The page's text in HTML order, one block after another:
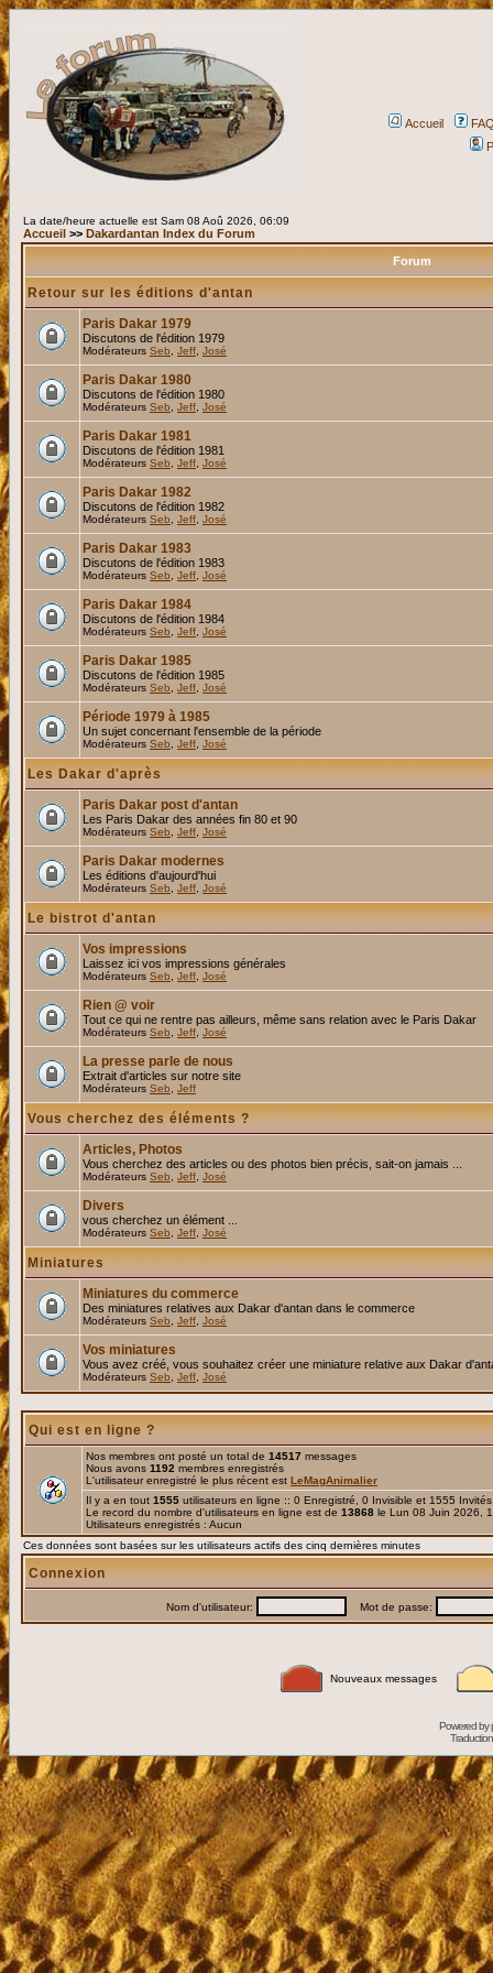
Accueil
La date/heure actuelle est Sam 08 Aoû 2026, 06:09
Accueil >> Dakardantan Index du Forum
Forum
Retour sur les éditions d'antan
Paris Dakar 1979
Discutons de l'édition 1979
Modérateurs Seb Jeff José
Paris Dakar 1980
Discutons de l'édition 1980
Modérateurs Seb Jeff José
Paris Dakar 1981
Discutons de l'édition 1981
Modérateurs Seb Jeff José
Paris Dakar 1982
Discutons de l'édition 1982
Modérateurs Seb Jeff José
Paris Dakar 1983
Discutons de l'édition 1983
Modérateurs Seb Jeff José
Paris Dakar 1984
Discutons de l'édition 1984
Modérateurs Seb Jeff José
Paris Dakar 1985
Discutons de l'édition 1985
Modérateurs Seb Jeff José
Période 1979 à 1985
Un sujet concernant l'ensemble de la période
Modérateurs Seb Jeff José
Les Dakar d'après
Paris Dakar post d'antan
Les Paris Dakar des années fin 80 et 90
Modérateurs Seb Jeff José
Paris Dakar modernes
Les éditions d'aujourd'hui
Modérateurs Seb Jeff José
Le bistrot d'antan
Vos impressions
Laissez ici vos impressions générales
Modérateurs Seb Jeff José
Rien @ voir
Tout ce qui ne rentre pas ailleurs, même sans relation avec le Paris Dakar
Modérateurs Seb Jeff José
La presse parle de nous
Extrait d'articles sur notre site
Modérateurs Seb Jeff
Vous cherchez des éléments ?
Articles, Photos
Vous cherchez des articles ou des photos bien précis, sait-on jamais ...
Modérateurs Seb Jeff José
Divers
vous cherchez un élément ...
Modérateurs Seb Jeff José
Miniatures
Miniatures du commerce
Des miniatures relatives aux Dakar d'antan dans le commerce
Modérateurs Seb Jeff José
Vos miniatures
Vous avez créé, vous souhaitez créer une miniature relative aux Dakar
Modérateurs Seb Jeff José
Qui est en ligne ?
Nos membres ont posté un total de 14517 messages
Nous avons 1192 membres enregistrés
L'utilisateur enregistré le plus récent est LeMagAnimalier
Il y a en tout 1555 utilisateurs en ligne :: 0 Enregistré, 0 Invisible et 1555
Le record du nombre d'utilisateurs en ligne est de 13868 le Lun 08 Juin 2026,
Utilisateurs enregistrés : Aucun
Ces données sont basées sur les utilisateurs actifs des cinq dernières minutes
Connexion
Nom d'utilisateur: Mot de passe:
Nouveaux messages
Powered by